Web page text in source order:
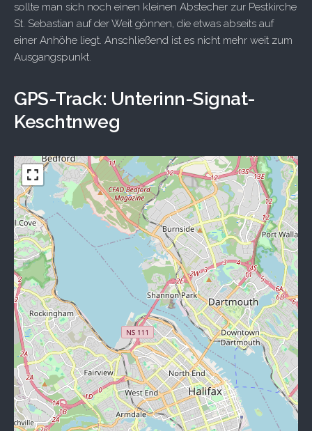
sollte man sich noch einen kleinen Abstecher zur Pestkirche
St. Sebastian auf der Weit gönnen, die etwas abseits auf
einer Anhöhe liegt. Anschließend ist es nicht mehr weit zum
Ausgangspunkt.
GPS-Track: Unterinn-Signat-
Keschtnweg